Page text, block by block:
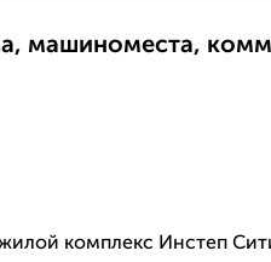
машиноместа,
комплекс Инстеп